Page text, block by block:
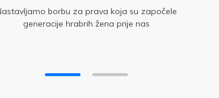
borbu za prava koja su započele
generacije hrabrih žena prije nas